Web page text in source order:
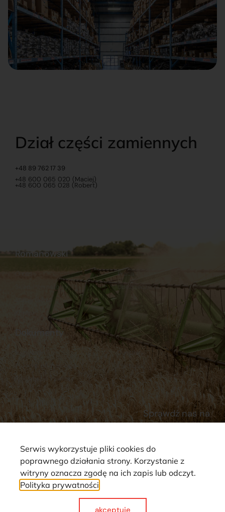
Dział części zamiennych
+48 89 762 17 39
+48 600 065 020 (Maciej)
+48 600 065 028 (Robert)
Dokumenty
Regulamin
Polityka prywatności
Reklamacje i zwroty
Dostawy
Płatności
Romanowski
Sklep internetowy
Praca
Ubezpieczenia
Sprawdź nas na
Strona wykorzystuje pliki cookie. Wszystkie prawa zastrzeżone ©
Serwis wykorzystuje pliki cookies do
poprawnego działania strony. Korzystanie z
witryny oznacza zgodę na ich zapis lub odczyt.
Polityka prywatności
akceptuje